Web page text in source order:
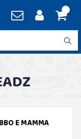
E MAMMA